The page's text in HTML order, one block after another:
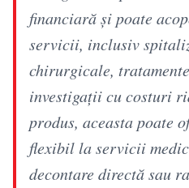
financiară și poate
servicii, inclusiv
chirurgicale,
investigații cu costuri
produs, aceasta poate
flexibil la servicii
decontare directă sau